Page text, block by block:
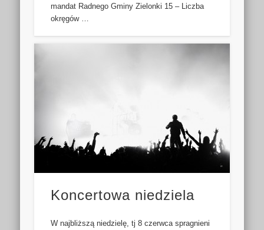
mandat Radnego Gminy Zielonki 15 – Liczba
okręgów …
Koncertowa niedziela
W najbliższą niedzielę, tj 8 czerwca spragnieni